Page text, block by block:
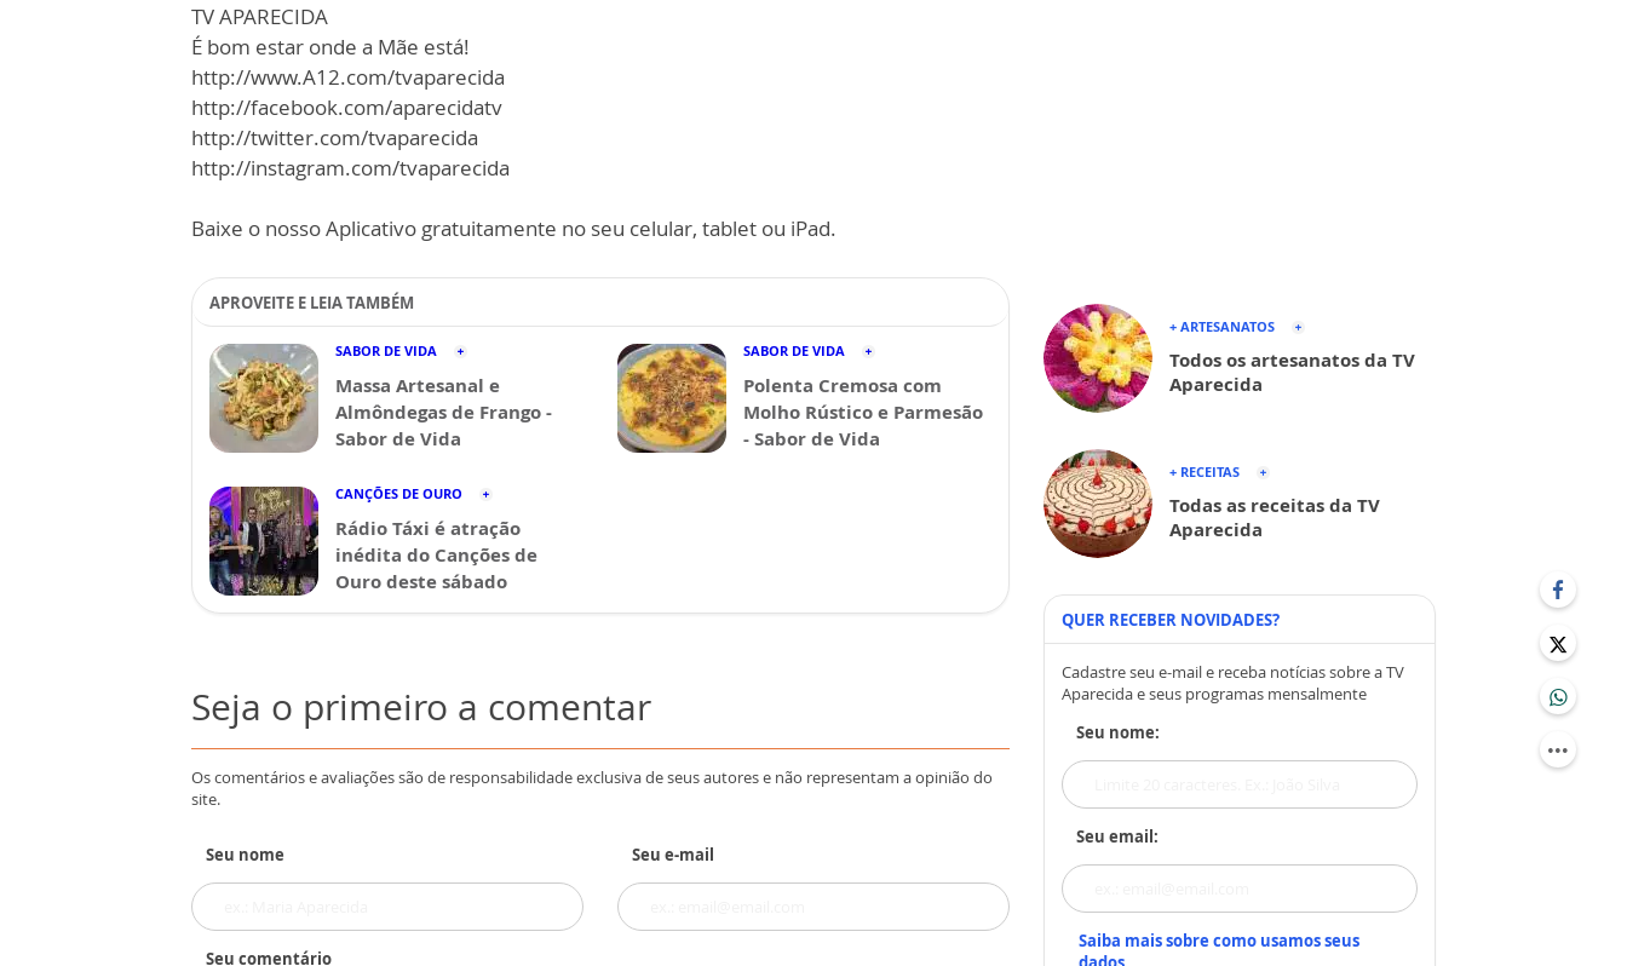
TV APARECIDA
É bom estar onde a Mãe está!
http://www.A12.com/tvaparecida
http://facebook.com/aparecidatv
http://twitter.com/tvaparecida
http://instagram.com/tvaparecida
Baixe o nosso Aplicativo gratuitamente no seu celular, tablet ou iPad.
APROVEITE E LEIA TAMBÉM
SABOR DE VIDA
Massa Artesanal e
Almôndegas de Frango -
Sabor de Vida
SABOR DE VIDA
Polenta Cremosa com
Molho Rústico e Parmesão
- Sabor de Vida
CANÇÕES DE OURO
Rádio Táxi é atração
inédita do Canções de
Ouro deste sábado
Seja o primeiro a comentar
Os comentários e avaliações são de responsabilidade exclusiva de seus autores e não representam a opinião do
site.
Seu nome Seu e-mail
Seu comentário
+ ARTESANATOS
Todos os artesanatos da TV
Aparecida
+ RECEITAS
Todas as receitas da TV
Aparecida
QUER RECEBER NOVIDADES?
Cadastre seu e-mail e receba notícias sobre a TV
Aparecida e seus programas mensalmente
Seu nome:
Seu email:
Saiba mais sobre como usamos seus